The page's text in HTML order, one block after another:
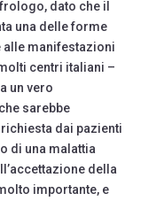
dato che il
una delle forme
alle manifestazioni
centri italiani –
un vero
sarebbe
dai pazienti
di una malattia
della
importante, e